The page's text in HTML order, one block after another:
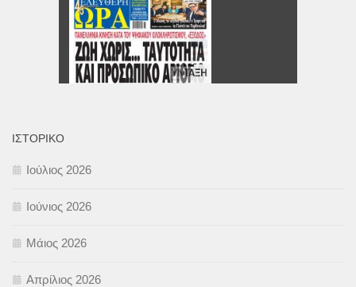
ΙΣΤΟΡΙΚΌ
Ιούλιος 2026
Ιούνιος 2026
Μάιος 2026
Απρίλιος 2026